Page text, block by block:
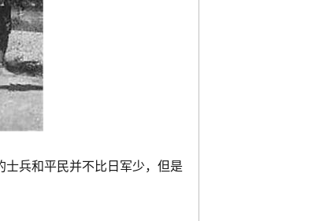
兵和平民并不比日军少，但是